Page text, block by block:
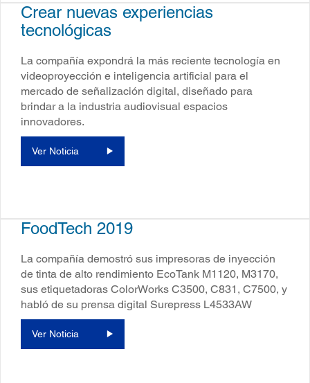
Crear nuevas experiencias
tecnológicas
La compañía expondrá la más reciente tecnología en
videoproyección e inteligencia artificial para el
mercado de señalización digital, diseñado para
brindar a la industria audiovisual espacios
innovadores.
Ver Noticia
FoodTech 2019
La compañía demostró sus impresoras de inyección
de tinta de alto rendimiento EcoTank M1120, M3170,
sus etiquetadoras ColorWorks C3500, C831, C7500, y
habló de su prensa digital Surepress L4533AW
Ver Noticia